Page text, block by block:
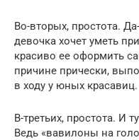
Во-вторых, простота.
девочка хочет уметь
красиво ее оформить
причине прически,
в ходу у юных красавиц.
В-третьих, простота. И
Ведь «вавилоны на